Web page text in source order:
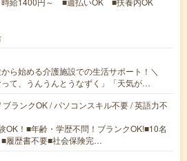
ら始める介護施設での生活サポート！＼
って、うんうんとうなずく」「天気が…
ランクOK / パソコンスキル不要 / 英語力不
OK！■年齢・学歴不問！ブランクOK!■10名
履歴書不要■社会保険完…